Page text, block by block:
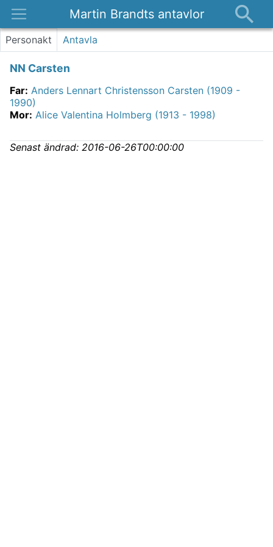
Martin Brandts antavlor
Platser
Kontakt
Personakt Antavla
NN Carsten
Far: Anders Lennart Christensson Carsten (1909 -
1990)
Mor: Alice Valentina Holmberg (1913 - 1998)
Senast ändrad: 2016-06-26T00:00:00